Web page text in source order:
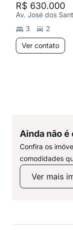
R$ 630.000
Av. José dos
3
2
Ver contato
Ainda não
Confira os
comodidades
Ver mais